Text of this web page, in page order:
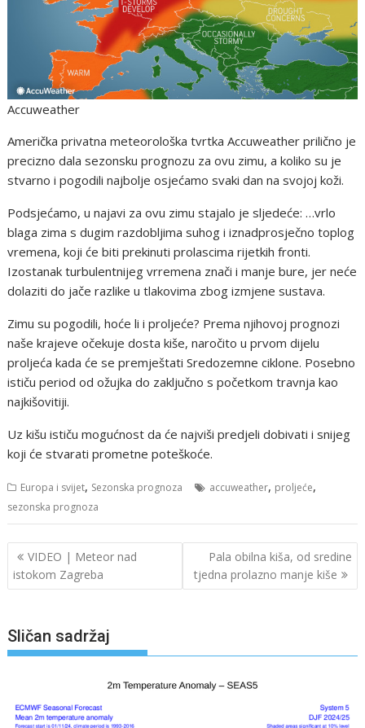
Accuweather
Američka privatna meteorološka tvrtka Accuweather prilično je
precizno dala sezonsku prognozu za ovu zimu, a koliko su je
stvarno i pogodili najbolje osjećamo svaki dan na svojoj koži.
Podsjećamo, u najavi za ovu zimu stajalo je sljedeće: …vrlo
blaga zima s dugim razdobljima suhog i iznadprosječno toplog
vremena, koji će biti prekinuti prolascima rijetkih fronti.
Izostanak turbulentnijeg vrremena znači i manje bure, jer neće
dolaziti do jače razlike u tlakovima zbog izmjene sustava.
Zimu su pogodili, hoće li i proljeće? Prema njihovoj prognozi
naše krajeve očekuje dosta kiše, naročito u prvom dijelu
proljeća kada će se premještati Sredozemne ciklone. Posebno
ističu period od ožujka do zaključno s početkom travnja kao
najkišovitiji.
Uz kišu ističu mogućnost da će najviši predjeli dobivati i snijeg
koji će stvarati prometne poteškoće.
Europa i svijet, Sezonska prognoza accuweather, proljeće,
sezonska prognoza
Navigacija
objava
VIDEO | Meteor nad
istokom Zagreba
Pala obilna kiša, od sredine
tjedna prolazno manje kiše
Sličan sadržaj